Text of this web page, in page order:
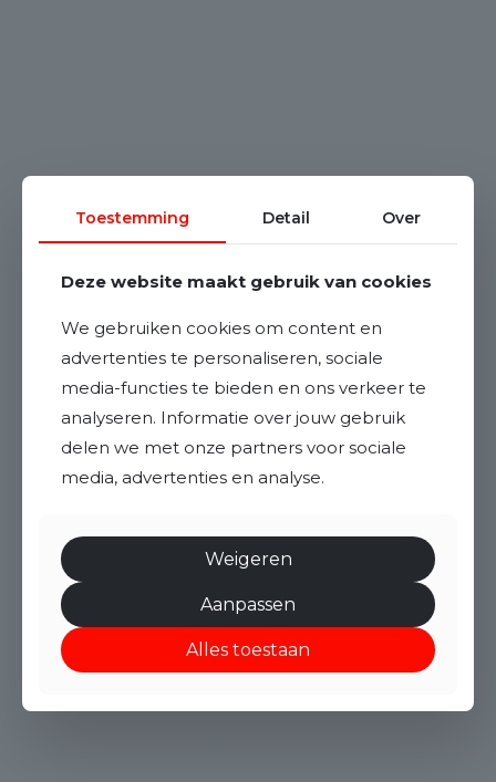
Toestemming Detail Over
Deze website maakt gebruik van cookies
We gebruiken cookies om content en
advertenties te personaliseren, sociale
media-functies te bieden en ons verkeer te
analyseren. Informatie over jouw gebruik
delen we met onze partners voor sociale
media, advertenties en analyse.
Weigeren
Aanpassen
Alles toestaan